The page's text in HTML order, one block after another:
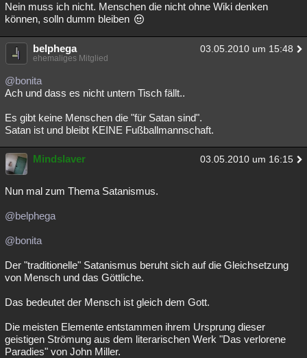
Nein muss ich nicht. Menschen die nicht ohne Wiki denken
können, solln dumm bleiben
belphega 03.05.2010 um 15:48
ehemaliges Mitglied
@bonita
Ach und dass es nicht untern Tisch fällt..
Es gibt keine Menschen die "für Satan sind".
Satan ist und bleibt KEINE Fußballmannschaft.
Mindslaver 03.05.2010 um 16:15
Nun mal zum Thema Satanismus.
@belphega
@bonita
Der "traditionelle" Satanismus beruht sich auf die Gleichsetzung
von Mensch und das Göttliche.
Das bedeutet der Mensch ist gleich dem Gott.
Die meisten Elemente entstammen ihrem Ursprung dieser
geistigen Strömung aus dem literarischen Werk "Das verlorene
Paradies" von John Miller.